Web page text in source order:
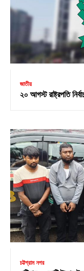
জাতীয়
২০ আগস্ট রাষ্ট্রপতি
চট্টগ্রাম নগর